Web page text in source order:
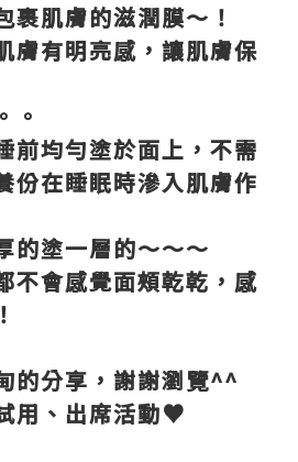
裹肌膚的滋潤膜～！
膚有明亮感，讓肌膚保
。
前均勻塗於面上，不需
份在睡眠時滲入肌膚作
的塗一層的～～～
不會感覺面頰乾乾，感
的分享，謝謝瀏覽^^
用、出席活動♥